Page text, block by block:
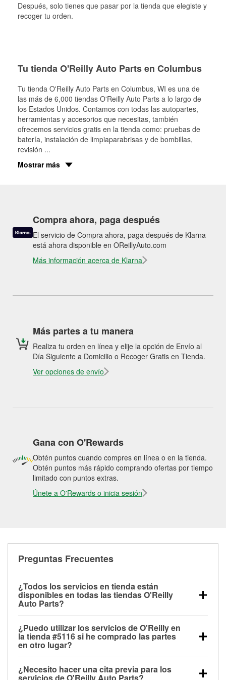
Después, solo tienes que pasar por la tienda que elegiste y
recoger tu orden.
Tu tienda O'Reilly Auto Parts en Columbus
Tu tienda O'Reilly Auto Parts en Columbus, WI es una de
las más de 6,000 tiendas O'Reilly Auto Parts a lo largo de
los Estados Unidos. Contamos con todas las autopartes,
herramientas y accesorios que necesitas, también
ofrecemos servicios gratis en la tienda como: pruebas de
batería, instalación de limpiaparabrisas y de bombillas,
revisión ...
Mostrar más
Compra ahora, paga después
El servicio de Compra ahora, paga después de Klarna
está ahora disponible en OReillyAuto.com
Más información acerca de Klarna
Más partes a tu manera
Realiza tu orden en línea y elije la opción de Envío al
Día Siguiente a Domicilio o Recoger Gratis en Tienda.
Ver opciones de envío
Gana con O'Rewards
Obtén puntos cuando compres en línea o en la tienda.
Obtén puntos más rápido comprando ofertas por tiempo
limitado con puntos extras.
Únete a O'Rewards o inicia sesión
Preguntas Frecuentes
¿Todos los servicios en tienda están
disponibles en todas las tiendas O'Reilly
Auto Parts?
las pruebas de batería, pruebas de alternador y
motor de arranque, revisión de la luz “Check Engine”
con O'Reilly VeriScan® e instalación de
limpiaparabrisas o bombillas, están disponibles en
todas las tiendas O'Reilly Auto Parts. La tienda
¿Puedo utilizar los servicios de O'Reilly en
la tienda #5116 si he comprado las partes
en otro lugar?
de O'Reilly Auto Parts que estén disponibles en la
¿Necesito hacer una cita previa para los